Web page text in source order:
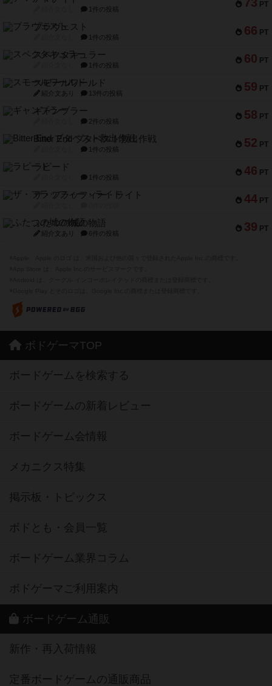
PT
1件の投稿
66 PT
ブラヴェスト
1件の投稿
60 PT
スペクタキュラー
1件の投稿
59 PT
スモールワールド
紹介文あり 13件の投稿
58 PT
ギャンブラー
2件の投稿
52 PT
Bitter End ブタペスト救出作戦
1件の投稿
46 PT
ラピード
1件の投稿
44 PT
ザ・フラッフィー・ライト
39 PT
ふたつの城の物語
紹介文あり 6件の投稿
ボドゲーマTOP
ボードゲームを検索する
ボードゲームの新着レビュー
ボードゲーム会情報
メカニクス特集
掲示板・トピックス
ボドとも・会員一覧
ボードゲーム業界コラム
ボドゲーマご利用案内
ボードゲーム通販
新作・再入荷情報
定番ボードゲームの通販商品